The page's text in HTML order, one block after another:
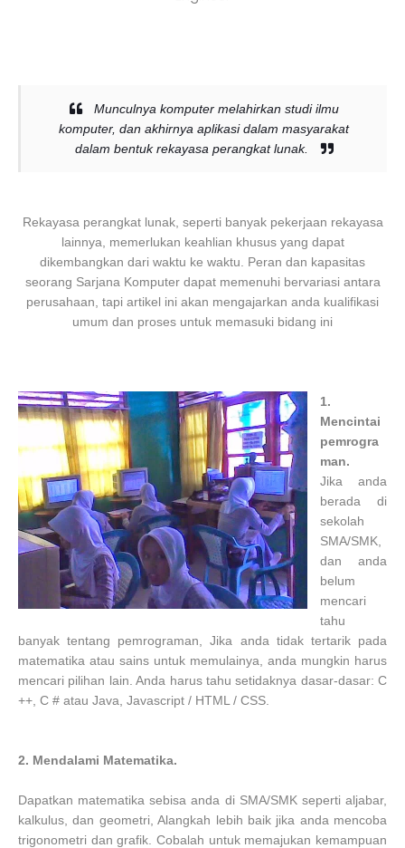
Munculnya komputer melahirkan studi ilmu
komputer, dan akhirnya aplikasi dalam masyarakat
dalam bentuk rekayasa perangkat lunak.
Rekayasa perangkat lunak, seperti banyak pekerjaan rekayasa
lainnya, memerlukan keahlian khusus yang dapat
dikembangkan dari waktu ke waktu. Peran dan kapasitas
seorang Sarjana Komputer dapat memenuhi bervariasi antara
perusahaan, tapi artikel ini akan mengajarkan anda kualifikasi
umum dan proses untuk memasuki bidang ini
1.
Mencintai
pemrogra
man.
Jika anda
berada di
sekolah
SMA/SMK,
dan anda
belum
mencari
tahu
banyak tentang pemrograman, Jika anda tidak tertarik pada
matematika atau sains untuk memulainya, anda mungkin harus
mencari pilihan lain. Anda harus tahu setidaknya dasar-dasar: C
++, C # atau Java, Javascript / HTML / CSS.
2. Mendalami Matematika.
Dapatkan matematika sebisa anda di SMA/SMK seperti aljabar,
kalkulus, dan geometri, Alangkah lebih baik jika anda mencoba
trigonometri dan grafik. Cobalah untuk memajukan kemampuan